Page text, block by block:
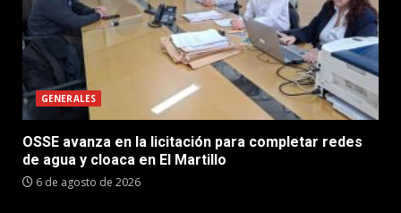
GENERALES
OSSE avanza en la licitación para completar redes
de agua y cloaca en El Martillo
6 de agosto de 2026